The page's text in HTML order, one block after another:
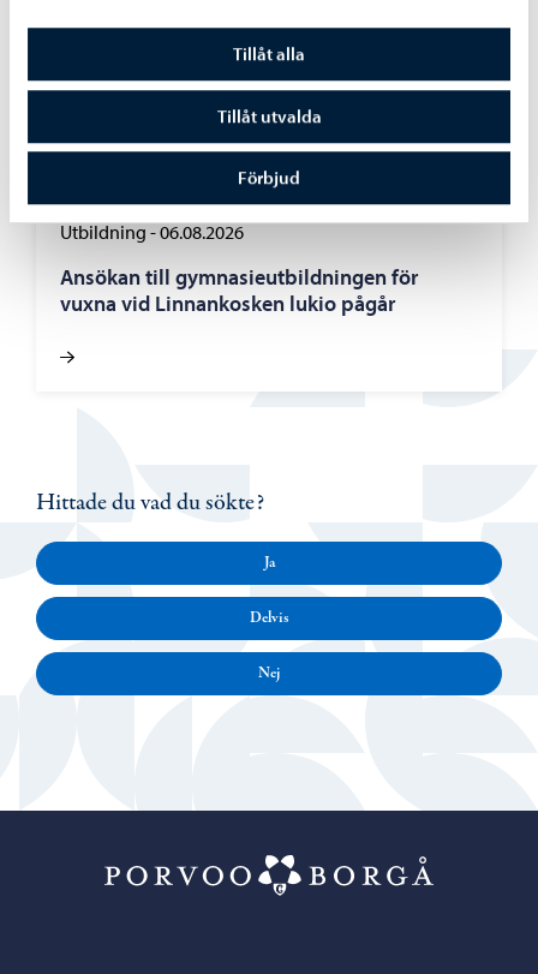
Tillåt alla
Tillåt utvalda
Förbjud
augusti – underhållspartnerskap är ett nytt
Utbildning -06.08.2026
Ansökan till gymnasieutbildningen för
vuxna vid Linnankosken lukio pågår
Hittade du vad du sökte?
Ja
Delvis
Nej